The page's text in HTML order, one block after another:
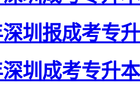
深圳报成考专
深圳成考专升